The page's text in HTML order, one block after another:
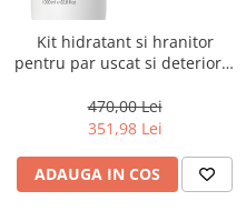
Kit hidratant si hranitor
pentru par uscat si deteriorat
Strength
470,00 Lei
351,98 Lei
ADAUGA IN COS